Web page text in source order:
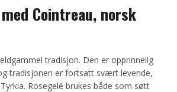
Cointreau, norsk
tradisjon. Den er opprinnelig
tradisjonen er fortsatt svært levende,
Rosegelé brukes både som søtt